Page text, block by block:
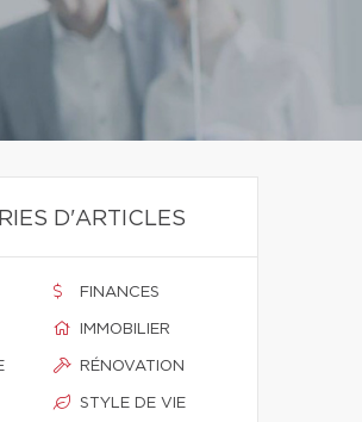
D'ARTICLES
FINANCES
IMMOBILIER
RÉNOVATION
STYLE DE VIE